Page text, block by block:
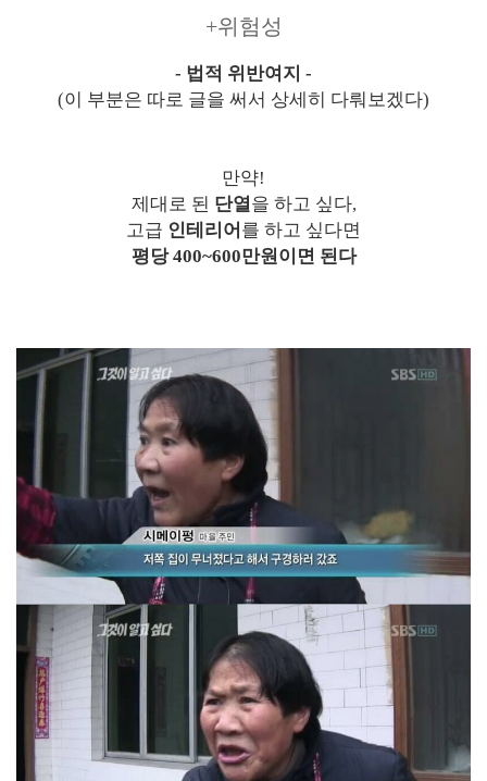
+위험성
- 법적 위반여지 -
(이 부분은 따로 글을 써서 상세히 다뤄보겠다)
만약!
제대로 된 단열을 하고 싶다,
고급 인테리어 를 하고 싶다면
평당 400~600만원이면 된다